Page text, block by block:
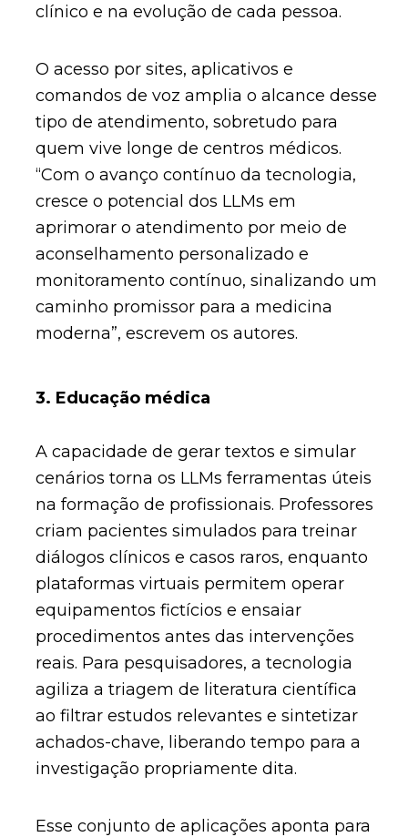
clínico e na evolução de cada pessoa.
O acesso por sites, aplicativos e
comandos de voz amplia o alcance desse
tipo de atendimento, sobretudo para
quem vive longe de centros médicos.
“Com o avanço contínuo da tecnologia,
cresce o potencial dos LLMs em
aprimorar o atendimento por meio de
aconselhamento personalizado e
monitoramento contínuo, sinalizando um
caminho promissor para a medicina
moderna”, escrevem os autores.
3. Educação médica
A capacidade de gerar textos e simular
cenários torna os LLMs ferramentas úteis
na formação de profissionais. Professores
criam pacientes simulados para treinar
diálogos clínicos e casos raros, enquanto
plataformas virtuais permitem operar
equipamentos fictícios e ensaiar
procedimentos antes das intervenções
reais. Para pesquisadores, a tecnologia
agiliza a triagem de literatura científica
ao filtrar estudos relevantes e sintetizar
achados-chave, liberando tempo para a
investigação propriamente dita.
Esse conjunto de aplicações aponta para